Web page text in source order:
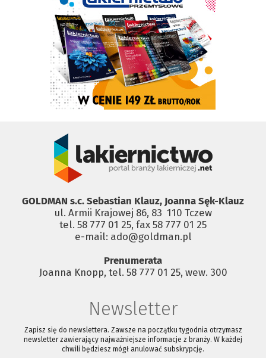
GOLDMAN s.c. Sebastian Klauz, Joanna Sęk-Klauz
ul. Armii Krajowej 86, 83 ­ 110 Tczew
tel. 58 777 01 25, fax 58 777 01 25
e-mail: ado@goldman.pl
Prenumerata
Joanna Knopp, tel. 58 777 01 25, wew. 300
Newsletter
Zapisz się do newslettera. Zawsze na początku tygodnia otrzymasz
newsletter zawierający najważniejsze informacje z branży. W każdej
chwili będziesz mógł anulować subskrypcję.